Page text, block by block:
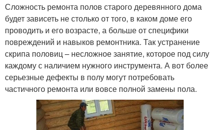
Сложность ремонта полов старого деревянного дома
будет зависеть не столько от того, в каком доме его
проводить и его возрасте, а больше от специфики
повреждений и навыков ремонтника. Так устранение
скрипа половиц – несложное занятие, которое под силу
каждому с наличием нужного инструмента. А вот более
серьезные дефекты в полу могут потребовать
частичного ремонта или вовсе полной замены пола.